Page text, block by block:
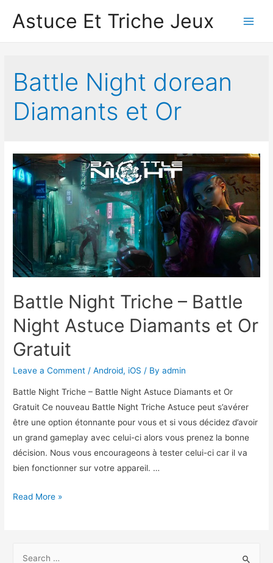
Astuce Et Triche Jeux
Battle Night dorean
Diamants et Or
Battle Night Triche – Battle
Night Astuce Diamants et Or
Gratuit
Leave a Comment /Android, iOS / Byadmin
Battle Night Triche – Battle Night Astuce Diamants et Or
Gratuit Ce nouveau Battle Night Triche Astuce peut s’avérer
être une option étonnante pour vous et si vous décidez d’avoir
un grand gameplay avec celui-ci alors vous prenez la bonne
décision. Nous vous encourageons à tester celui-ci car il va
bien fonctionner sur votre appareil. …
Battle
Battle
Read More »